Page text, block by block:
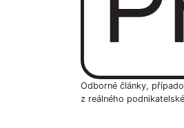
Odborné články,
z reálného